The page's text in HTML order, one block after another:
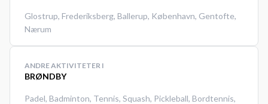
Glostrup, Frederiksberg, Ballerup, København, Gentofte,
Nærum
ANDRE AKTIVITETER I
BRØNDBY
Padel, Badminton, Tennis, Squash, Pickleball, Bordtennis,